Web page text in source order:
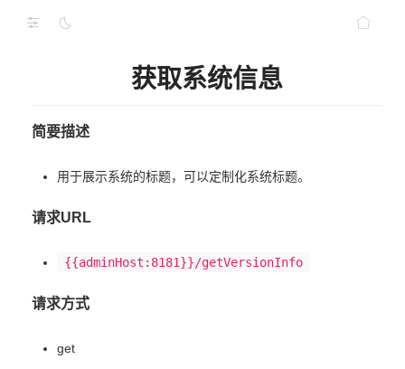
获取系统信息
简要描述
用于展示系统的标题，可以定制化系统标题。
请求URL
{{adminHost:8181}}/getVersionInfo
请求方式
get